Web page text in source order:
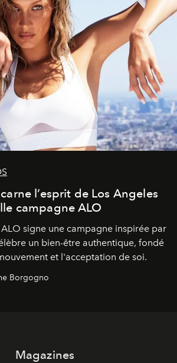
l’esprit de Los Angeles
campagne ALO
signe une campagne inspirée par
un bien-être authentique, fondé
et l'acceptation de soi.
Borgogno
Magazines